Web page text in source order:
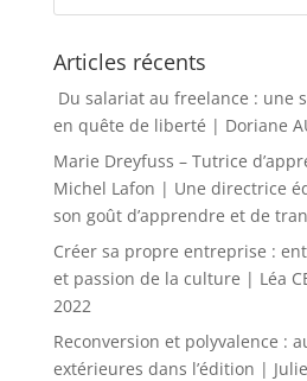
Articles récents
Du salariat au freelance : une
en quête de liberté | Doriane
Marie Dreyfuss – Tutrice
Michel Lafon | Une directrice
son goût d’apprendre et de
Créer sa propre entreprise :
et passion de la culture | Léa
2022
Reconversion et polyvalence :
extérieures dans l’édition |